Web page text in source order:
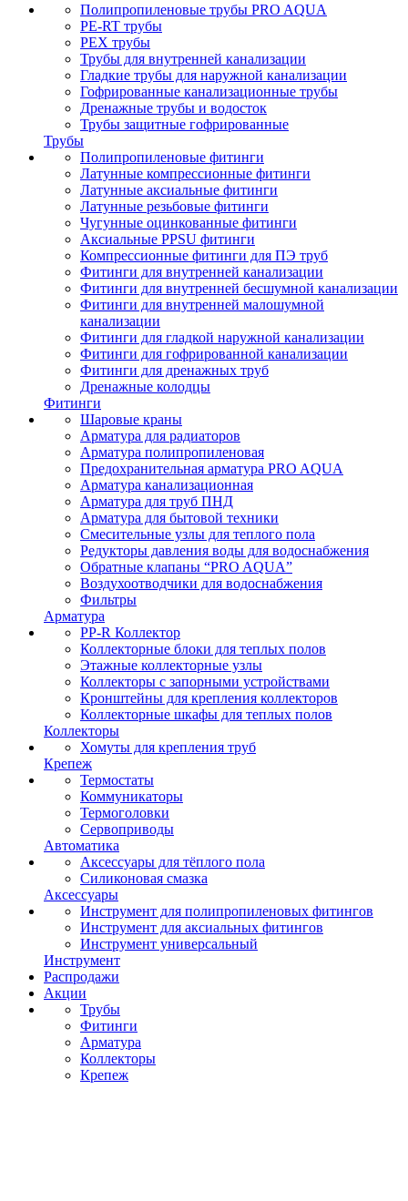
Полипропиленовые трубы PRO AQUA
PE-RT трубы
PEX трубы
Трубы для внутренней канализации
Гладкие трубы для наружной канализации
Гофрированные канализационные трубы
Дренажные трубы и водосток
Трубы защитные гофрированные
Трубы
Полипропиленовые фитинги
Латунные компрессионные фитинги
Латунные аксиальные фитинги
Латунные резьбовые фитинги
Чугунные оцинкованные фитинги
Аксиальные PPSU фитинги
Компрессионные фитинги для ПЭ труб
Фитинги для внутренней канализации
Фитинги для внутренней бесшумной канализации
Фитинги для внутренней малошумной
канализации
Фитинги для гладкой наружной канализации
Фитинги для гофрированной канализации
Фитинги для дренажных труб
Дренажные колодцы
Фитинги
Шаровые краны
Арматура для радиаторов
Арматура полипропиленовая
Предохранительная арматура PRO AQUA
Арматура канализационная
Арматура для труб ПНД
Арматура для бытовой техники
Смесительные узлы для теплого пола
Редукторы давления воды для водоснабжения
Обратные клапаны “PRO AQUA”
Воздухоотводчики для водоснабжения
Фильтры
Арматура
PP-R Коллектор
Коллекторные блоки для теплых полов
Этажные коллекторные узлы
Коллекторы с запорными устройствами
Кронштейны для крепления коллекторов
Коллекторные шкафы для теплых полов
Коллекторы
Хомуты для крепления труб
Крепеж
Термостаты
Коммуникаторы
Термоголовки
Сервоприводы
Автоматика
Аксессуары для тёплого пола
Силиконовая смазка
Аксессуары
Инструмент для полипропиленовых фитингов
Инструмент для аксиальных фитингов
Инструмент универсальный
Инструмент
Распродажи
Акции
Трубы
Фитинги
Арматура
Коллекторы
Крепеж